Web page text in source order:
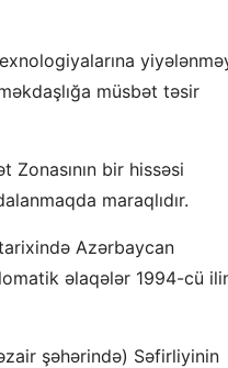
müsbət təsir
bir hissəsi
maraqlıdır.
Azərbaycan
əlaqələr 1994-cü
şəhərində) Səfirliyinin